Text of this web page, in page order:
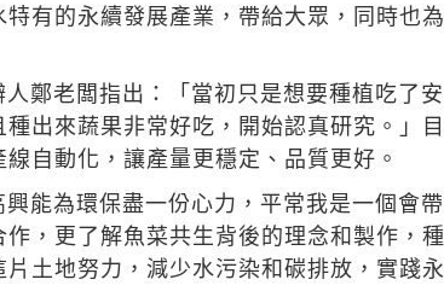
有的永續發展產業，帶給大眾，同時也
鄭老闆指出：「當初只是想要種植吃了
出來蔬果非常好吃，開始認真研究。」
自動化，讓產量更穩定、品質更好。
能為環保盡一份心力，平常我是一個會
，更了解魚菜共生背後的理念和製作，
土地努力，減少水污染和碳排放，實踐永